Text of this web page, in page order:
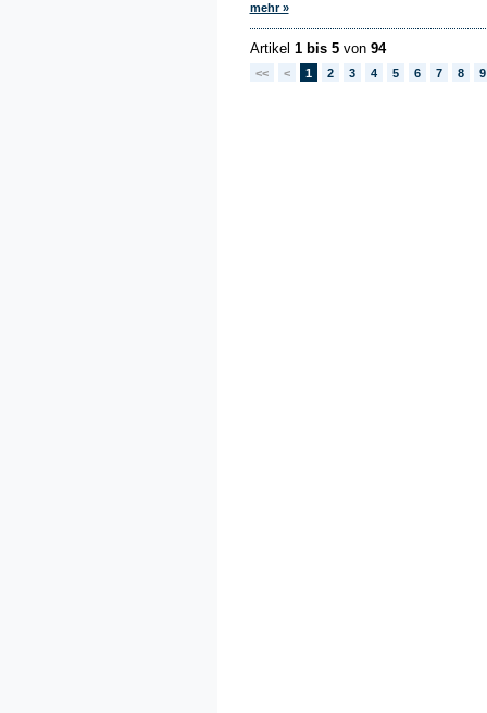
mehr »
Artikel 1 bis 5von 94
<< < 1 2 3 4 5 6 7 8 9